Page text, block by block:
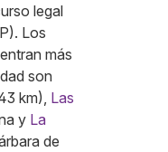
legal
Los
más
son
km), Las
y La
de